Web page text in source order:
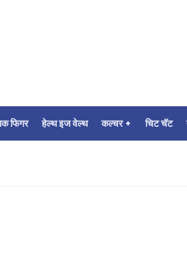
फिगर हेल्थ इज वेल्थ कल्चर + चिट चॅट